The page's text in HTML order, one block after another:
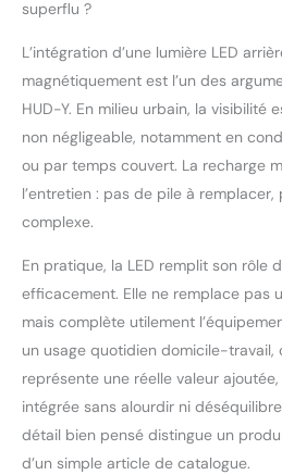
superflu ?
L’intégration d’une lumière LED
magnétiquement est l’un des
HUD-Y. En milieu urbain, la visibilité
non négligeable, notamment en
ou par temps couvert. La recharge
l’entretien : pas de pile à
complexe.
En pratique, la LED remplit son rôle
efficacement. Elle ne remplace pas
mais complète utilement
un usage quotidien domicile-
représente une réelle valeur ajoutée,
intégrée sans alourdir ni
détail bien pensé distingue un
d’un simple article de catalogue.